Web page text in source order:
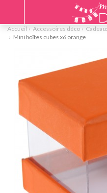
Accueil Accessoires déco
Mini boîtes cubes x6 orange